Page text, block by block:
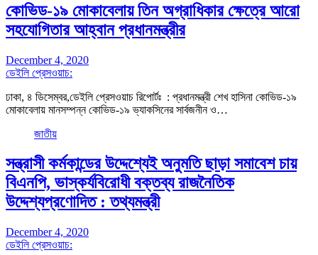
কোভিড-১৯ মোকাবেলায় তিন অগ্রাধিকার ক্ষেত্রে আরো
সহযোগিতার আহ্বান প্রধানমন্ত্রীর
December 4, 2020
ডেইলি প্রেসওয়াচ:
ঢাকা, ৪ ডিসেম্বর,ডেইলি প্রেসওয়াচ রিপোর্টঃ : প্রধানমন্ত্রী শেখ হাসিনা কোভিড-১৯
মোকাবেলায় মানসম্পন্ন কোভিড-১৯ ভ্যাকসিনের সার্বজনীন ও…
জাতীয়
সন্ত্রাসী কর্মকান্ডের উদ্দেশ্যেই অনুমতি ছাড়া সমাবেশ চায়
বিএনপি, ভাস্কর্যবিরোধী বক্তব্য রাজনৈতিক
উদ্দেশ্যপ্রণোদিত : তথ্যমন্ত্রী
December 4, 2020
ডেইলি প্রেসওয়াচ: